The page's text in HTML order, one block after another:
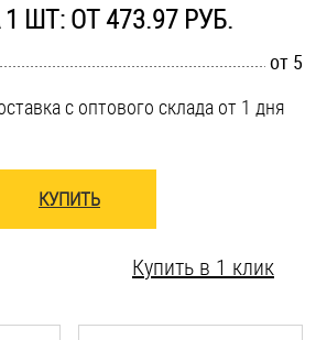
ШТ: ОТ 473.97 РУБ.
от 5
с оптового склада от 1 дня
КУПИТЬ
Купить в 1 клик